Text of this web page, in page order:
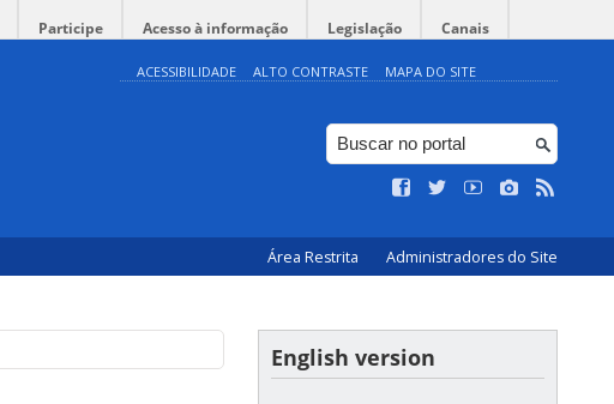
Participe Acesso à informação Legislação Canais
ACESSIBILIDADE ALTO CONTRASTE MAPA DO SITE
Área Restrita Administradores do Site
English version